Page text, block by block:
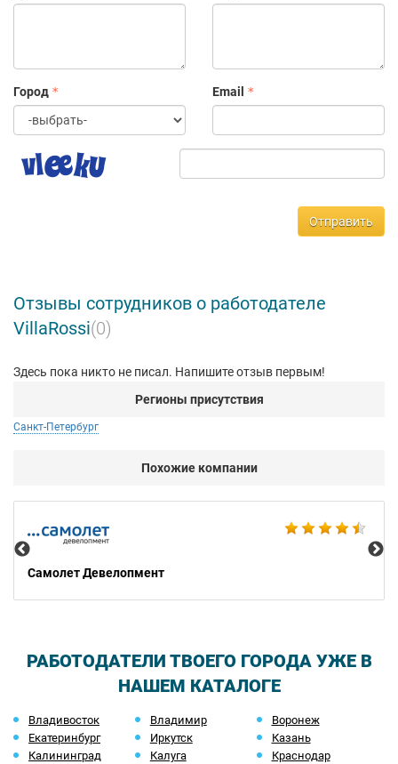
Город Email
Отправить
Отзывы сотрудников о работодателе
VillaRossi(0)
Здесь пока никто не писал. Напишите отзыв первым!
Регионы присутствия
Санкт-Петербург
Похожие компании
Самолет Девелопмент
РАБОТОДАТЕЛИ ТВОЕГО ГОРОДА УЖЕ В
НАШЕМ КАТАЛОГЕ
Владивосток Владимир
Воронеж
Екатеринбург
Иркутск
Казань
Калининград
Калуга Краснодар